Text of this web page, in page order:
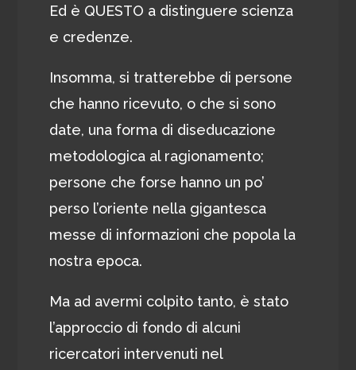
Ed è QUESTO a distinguere scienza
e credenze.
Insomma, si tratterebbe di persone
che hanno ricevuto, o che si sono
date, una forma di diseducazione
metodologica al ragionamento;
persone che forse hanno un po’
perso l’oriente nella gigantesca
messe di informazioni che popola la
nostra epoca.
Ma ad avermi colpito tanto, è stato
l’approccio di fondo di alcuni
ricercatori intervenuti nel